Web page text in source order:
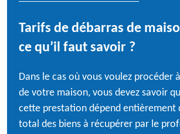
Tarifs de débarras de
ce qu’il faut savoir ?
Dans le cas où vous voulez procéder
de votre maison, vous devez savoir
cette prestation dépend entièrement
total des biens à récupérer par le